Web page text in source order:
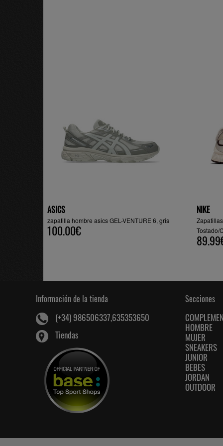
ASICS
zapatilla hombre asics GEL-VENTURE 6, gris
100.00€
NIKE
Tostado/
Información de la tienda
(+34) 986506337,635353650
Tiendas
Secciones
HOMBRE
MUJER
SNEAKERS
JUNIOR
BEBES
JORDAN
OUTDOOR